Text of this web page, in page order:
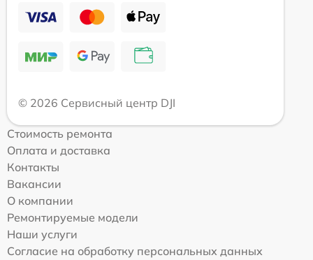
© 2026 Сервисный центр DJI
Стоимость ремонта
Оплата и доставка
Контакты
Вакансии
О компании
Ремонтируемые модели
Наши услуги
Согласие на обработку персональных данных